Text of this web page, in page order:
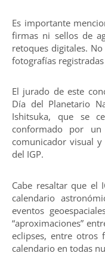
Es importante
firmas ni sellos de
retoques digitales.
fotografías
El jurado de este
Día del Planetario
Ishitsuka, que se
conformado por
comunicador visual
del IGP.
Cabe resaltar que el
calendario
eventos
“aproximaciones”
eclipses, entre otros
calendario en todas